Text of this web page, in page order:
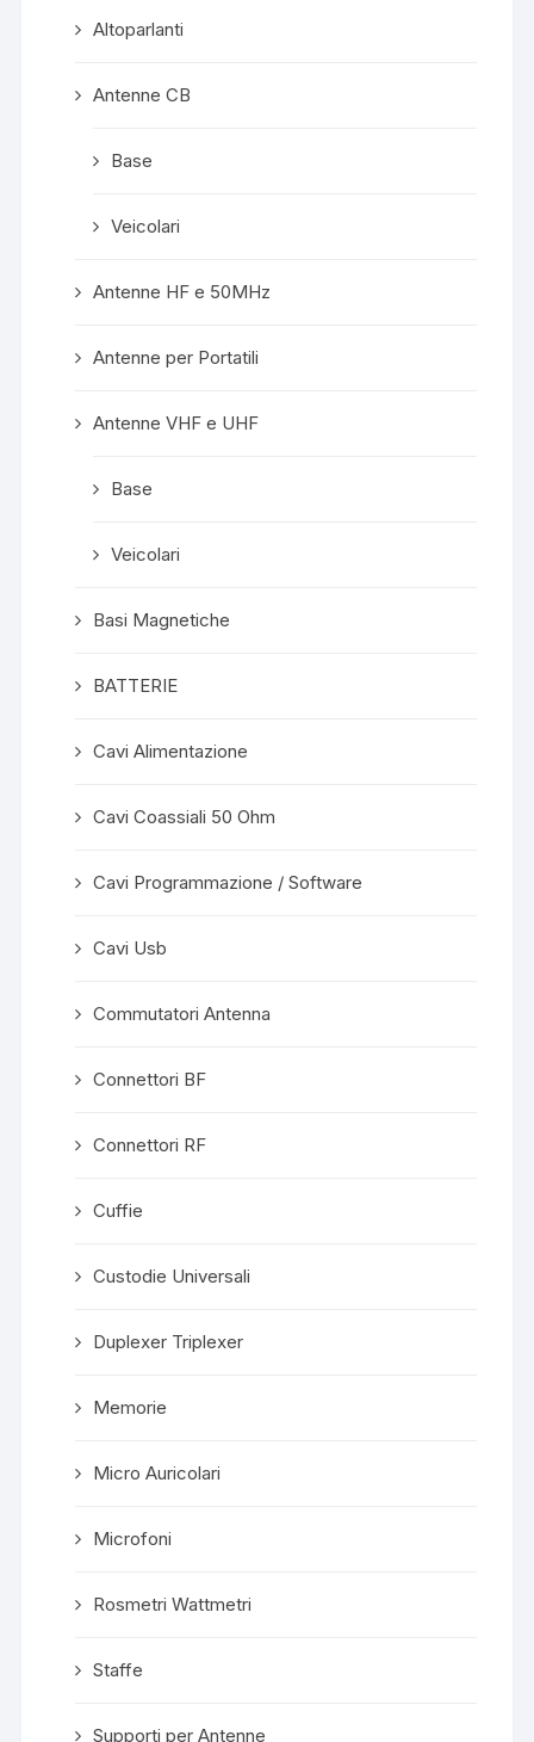
Altoparlanti
Antenne CB
Base
Veicolari
Antenne HF e 50MHz
Antenne per Portatili
Antenne VHF e UHF
Base
Veicolari
Basi Magnetiche
BATTERIE
Cavi Alimentazione
Cavi Coassiali 50 Ohm
Cavi Programmazione / Software
Cavi Usb
Commutatori Antenna
Connettori BF
Connettori RF
Cuffie
Custodie Universali
Duplexer Triplexer
Memorie
Micro Auricolari
Microfoni
Rosmetri Wattmetri
Staffe
Supporti per Antenne